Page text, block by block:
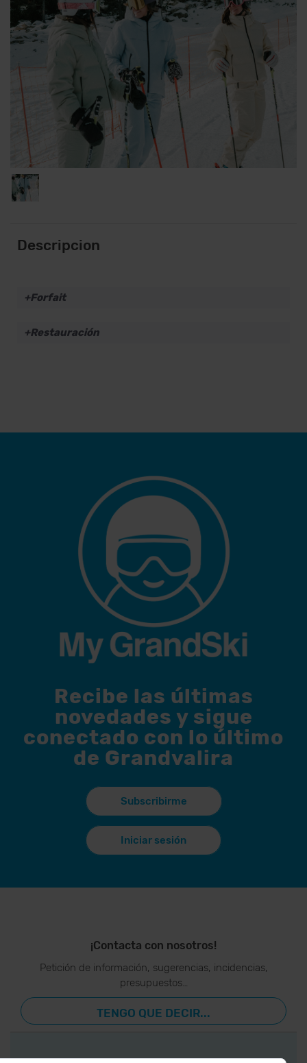
Descripcion
Forfait
Restauración
Recibe las últimas
novedades y sigue
conectado con lo último
de Grandvalira
Subscribirme
Iniciar sesión
¡Contacta con nosotros!
Petición de información, sugerencias, incidencias,
presupuestos…
TENGO QUE DECIR...